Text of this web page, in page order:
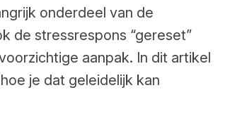
onderdeel van de
de stressrespons “gereset”
aanpak. In dit artikel
je dat geleidelijk kan